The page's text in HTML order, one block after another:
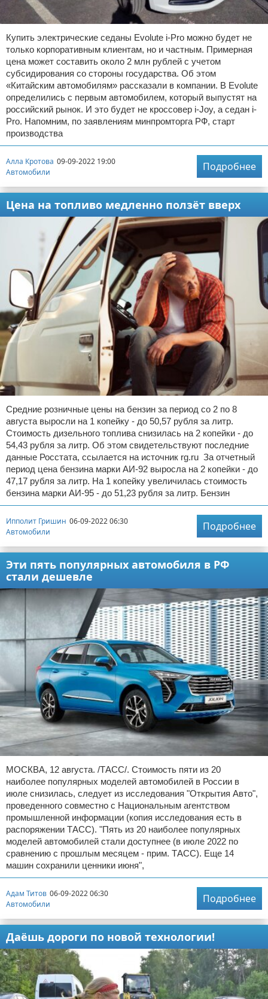
Купить электрические седаны Evolute i-Pro можно будет не
только корпоративным клиентам, но и частным. Примерная
цена может составить около 2 млн рублей с учетом
субсидирования со стороны государства. Об этом
«Китайским автомобилям» рассказали в компании. В Evolute
определились с первым автомобилем, который выпустят на
российский рынок. И это будет не кроссовер i-Joy, а седан i-
Pro. Напомним, по заявлениям минпромторга РФ, старт
производства
Алла Кротова 09-09-2022 19:00
Автомобили
Подробнее
Цена на топливо медленно ползёт вверх
Средние розничные цены на бензин за период со 2 по 8
августа выросли на 1 копейку - до 50,57 рубля за литр.
Стоимость дизельного топлива снизилась на 2 копейки - до
54,43 рубля за литр. Об этом свидетельствуют последние
данные Росстата, ссылается на источник rg.ru За отчетный
период цена бензина марки АИ-92 выросла на 2 копейки - до
47,17 рубля за литр. На 1 копейку увеличилась стоимость
бензина марки АИ-95 - до 51,23 рубля за литр. Бензин
Ипполит Гришин 06-09-2022 06:30
Автомобили
Подробнее
Эти пять популярных автомобиля в РФ
стали дешевле
МОСКВА, 12 августа. /ТАСС/. Стоимость пяти из 20
наиболее популярных моделей автомобилей в России в
июле снизилась, следует из исследования "Открытия Авто",
проведенного совместно с Национальным агентством
промышленной информации (копия исследования есть в
распоряжении ТАСС). "Пять из 20 наиболее популярных
моделей автомобилей стали доступнее (в июле 2022 по
сравнению с прошлым месяцем - прим. ТАСС). Еще 14
машин сохранили ценники июня",
Адам Титов 06-09-2022 06:30
Автомобили
Подробнее
Даёшь дороги по новой технологии!